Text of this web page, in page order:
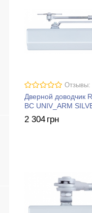
Отзывы:
Дверной доводчик
BC UNIV_ARM
2 304 грн